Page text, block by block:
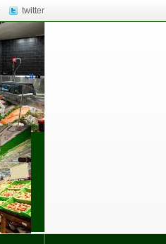
twitter